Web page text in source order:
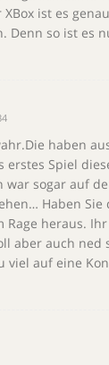
ist es
Denn so ist es
haben
erstes Spiel
sogar auf
Haben Sie
heraus.
aber auch
viel auf eine